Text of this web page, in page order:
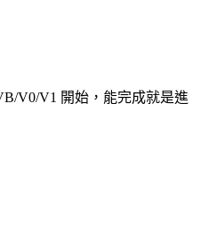
V0/V1 開始，能完成就是進